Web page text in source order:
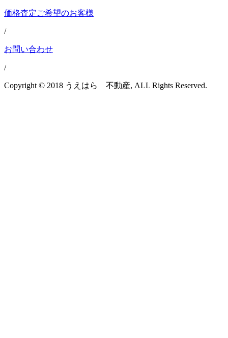
価格査定ご希望のお客様
/
お問い合わせ
/
Copyright © 2018 うえはら 不動産, ALL Rights Reserved.